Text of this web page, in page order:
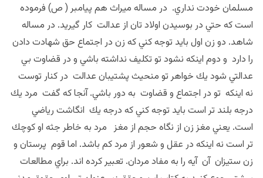
مسلمان خودت نداري. در مساله ميراث هم پيامبر ( ص) فرموده
است كه حتي در بوسيدن اولاد تان از عدالت كار گيريد. در مساله
شاهد. دو زن اول بايد توجه كني كه زن در اجتماع حق شهادت دادن
را دارد و دوم اينكه نشود تو تكليف نداشته باشي و در قضاوت بي
عدالتي شود يك خواهر تو منحيث پشتيبان عدالت در كنار توست
نه اينكه تو در اجتماع و قضاوت به دور باشي. آنجا كه گفت مرد يك
درجه بلند تر است بايد توجه كني كه درجه يك انگاشت رياضي
است. يعني مغز زن از نگاه حجم از مغز مرد به خاطر جثه او كوچك
تر است نه اينكه در عقل و شعور از مرد كم باشد. اما قوم پرستان و
زن ستيزان آن آيه را به مفاد مردان. تعبير كرده اند. براي مطالعات